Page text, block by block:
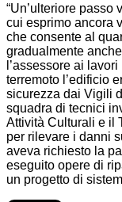
“Un’ulteriore passo
cui esprimo ancora
che consente al
gradualmente
l’assessore ai
terremoto l’edificio
sicurezza dai Vigili
squadra di tecnici
Attività Culturali e il
per rilevare i danni
aveva richiesto la
eseguito opere di
un progetto di